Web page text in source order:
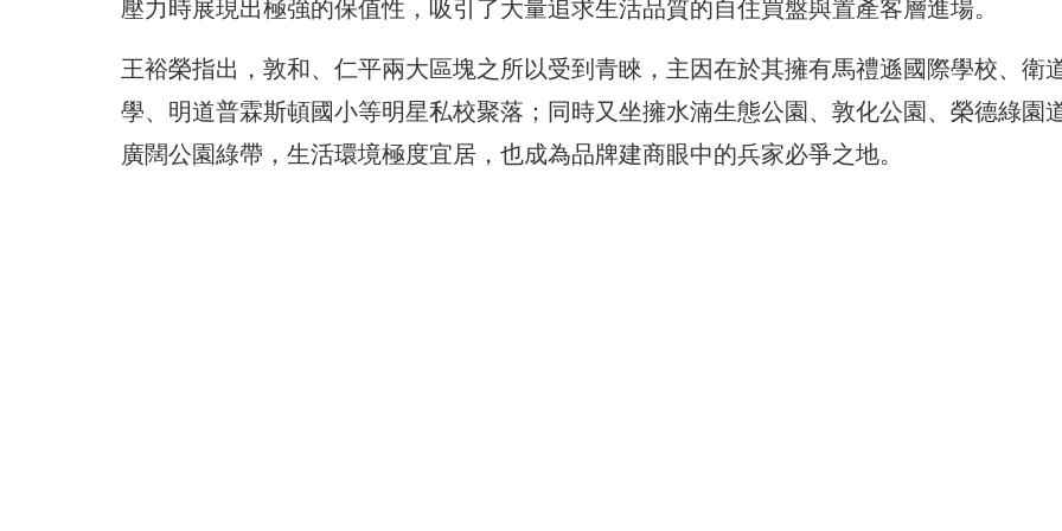
壓力時展現出極強的保值性，吸引了大量追求生活品質的自住買盤與置產客層進場。
王裕榮指出，敦和、仁平兩大區塊之所以受到青睞，主因在於其擁有馬禮遜國際學校、衛
學、明道普霖斯頓國小等明星私校聚落；同時又坐擁水湳生態公園、敦化公園、榮德綠園
廣闊公園綠帶，生活環境極度宜居，也成為品牌建商眼中的兵家必爭之地。